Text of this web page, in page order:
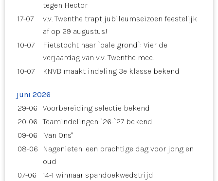
tegen Hector
17-07
v.v. Twenthe trapt jubileumseizoen feestelijk
af op 29 augustus!
10-07
Fietstocht naar `oale grond`: Vier de
verjaardag van v.v. Twenthe mee!
10-07
KNVB maakt indeling 3e klasse bekend
juni 2026
29-06
Voorbereiding selectie bekend
20-06
Teamindelingen `26-`27 bekend
09-06
"Van Ons"
08-06
Nagenieten: een prachtige dag voor jong en
oud
07-06
14-1 winnaar spandoekwedstrijd